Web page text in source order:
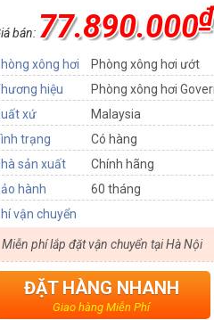
bán: 77.890.000₫
xông hơi
Phòng xông hơi ướt
hiệu
Phòng xông hơi
xứ
Malaysia
trạng
Có hàng
sản xuất
Chính hãng
hành
60 tháng
vận chuyển
Miễn phí lắp đặt vận chuyển tại Hà Nội
ĐẶT HÀNG NHANH
Giao hàng Miễn Phí